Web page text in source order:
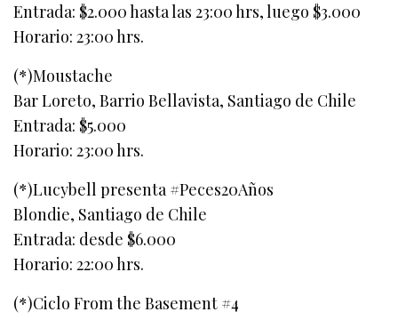
Entrada: $2.000 hasta las 23:00 hrs, luego $3.000
Horario: 23:00 hrs.
(*)Moustache
Bar Loreto, Barrio Bellavista, Santiago de Chile
Entrada: $5.000
Horario: 23:00 hrs.
(*)Lucybell presenta #Peces20Años
Blondie, Santiago de Chile
Entrada: desde $6.000
Horario: 22:00 hrs.
(*)Ciclo From the Basement #4